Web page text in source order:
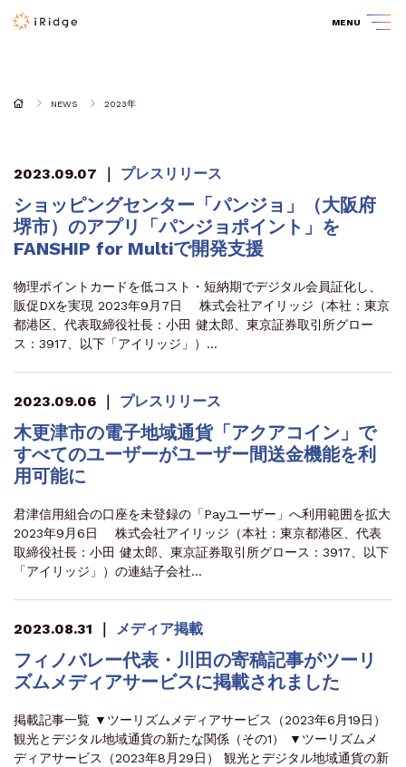
MENU
NEWS 2023年
2023.09.07 ｜ プレスリリース
ショッピングセンター「パンジョ」（大阪府
堺市）のアプリ「パンジョポイント」を
FANSHIP for Multiで開発支援
物理ポイントカードを低コスト・短納期でデジタル会員証化し、
販促DXを実現 2023年9月7日 株式会社アイリッジ（本社：東京
都港区、代表取締役社長：小田 健太郎、東京証券取引所グロー
ス：3917、以下「アイリッジ」）…
2023.09.06 ｜ プレスリリース
木更津市の電子地域通貨「アクアコイン」で
すべてのユーザーがユーザー間送金機能を利
用可能に
君津信用組合の口座を未登録の「Payユーザー」へ利用範囲を拡大
2023年9月6日 株式会社アイリッジ（本社：東京都港区、代表
取締役社長：小田 健太郎、東京証券取引所グロース：3917、以下
「アイリッジ」）の連結子会社…
2023.08.31 ｜ メディア掲載
フィノバレー代表・川田の寄稿記事がツーリ
ズムメディアサービスに掲載されました
掲載記事一覧 ▼ツーリズムメディアサービス（2023年6月19日）
観光とデジタル地域通貨の新たな関係（その1） ▼ツーリズムメ
ディアサービス（2023年8月29日） 観光とデジタル地域通貨の新